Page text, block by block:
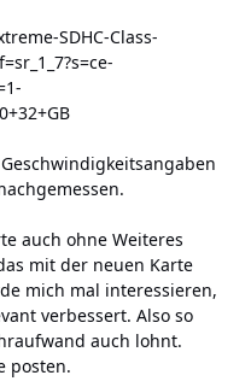
SDHC-Class-
auch ohne Weiteres
mit der neuen Karte
mich mal interessieren,
verbessert. Also so
auch lohnt.
posten.